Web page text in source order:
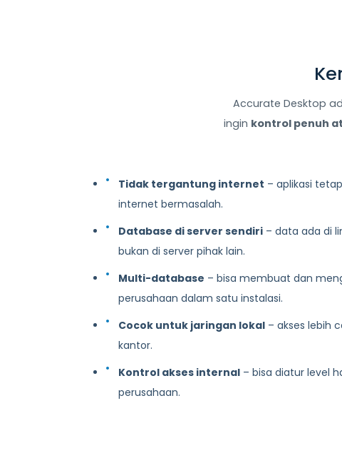
Accurate Desktop
ingin kontrol penuh
Tidak tergantung internet – aplikasi
internet bermasalah.
Database di server sendiri – data ada di
bukan di server pihak lain.
Multi-database – bisa membuat dan
perusahaan dalam satu instalasi.
Cocok untuk jaringan lokal – akses lebih
kantor.
Kontrol akses internal – bisa diatur level
perusahaan.